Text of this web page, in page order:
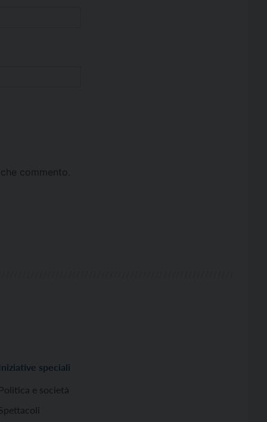
commento.
Iniziative speciali
Politica e società